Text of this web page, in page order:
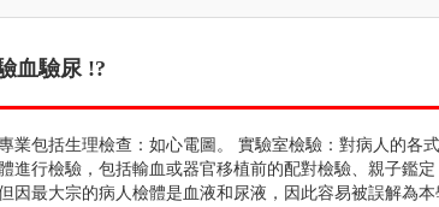
業 !?
生活中各種對個案有意義之活動，不只是單對職業。
血驗尿 !?
業包括生理檢查：如心電圖。 實驗室檢驗：對病人的各
進行檢驗，包括輸血或器官移植前的配對檢驗、親子鑑定
因最大宗的病人檢體是血液和尿液，因此容易被誤解為本